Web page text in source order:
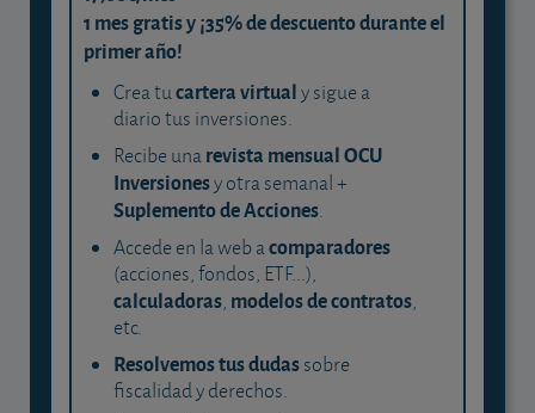
1 mes gratis y ¡35% de descuento durante el
primer año!
Crea tucartera virtualy sigue a
diario tus inversiones.
Recibe unarevista mensual OCU
Inversionesy otra semanal +
Suplemento de Acciones.
Accede en la web acomparadores
(acciones, fondos, ETF...),
calculadoras, modelos de contratos,
etc.
Resolvemos tus dudassobre
fiscalidad y derechos.